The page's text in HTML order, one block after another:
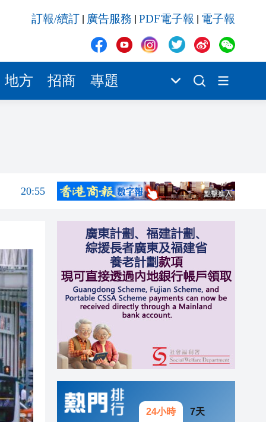
訂報/續訂 廣告服務 PDF電子報 電子報
地方 招商 專題
20:42
20:41
20:55
20:41
20:40
20:39
21:08
21:04
20:55
20:42
24小時 7天